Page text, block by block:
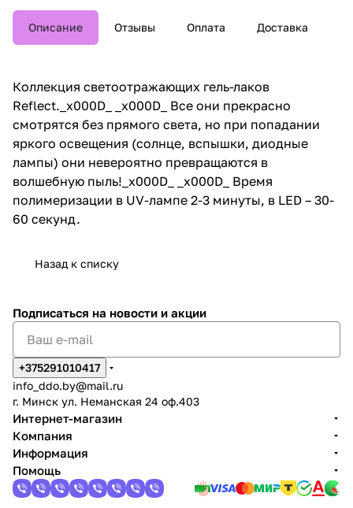
Описание Отзывы Оплата Доставка
Коллекция светоотражающих гель-лаков
Reflect._x000D_ _x000D_ Все они прекрасно
смотрятся без прямого света, но при попадании
яркого освещения (солнце, вспышки, диодные
лампы) они невероятно превращаются в
волшебную пыль!_x000D_ _x000D_ Время
полимеризации в UV-лампе 2-3 минуты, в LED – 30-
60 секунд.
Назад к списку
Подписаться на новости и акции
+375291010417
info_ddo.by@mail.ru
г. Минск ул. Неманская 24 оф.403
Интернет-магазин
Компания
Информация
Помощь